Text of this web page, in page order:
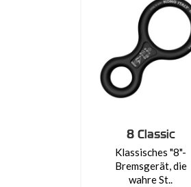
8 Classic
Klassisches "8"-
Bremsgerät, die
wahre St..